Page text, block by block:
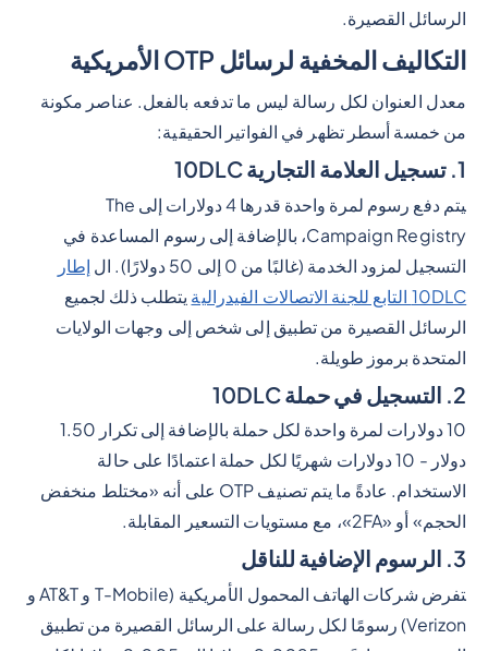
الرسائل القصيرة.
التكاليف المخفية لرسائل OTP الأمريكية
معدل العنوان لكل رسالة ليس ما تدفعه بالفعل. عناصر مكونة
من خمسة أسطر تظهر في الفواتير الحقيقية:
1. تسجيل العلامة التجارية 10DLC
يتم دفع رسوم لمرة واحدة قدرها 4 دولارات إلى The
Campaign Registry، بالإضافة إلى رسوم المساعدة في
التسجيل لمزود الخدمة (غالبًا من 0 إلى 50 دولارًا). ال
إطار
10DLC التابع للجنة الاتصالات الفيدرالية
يتطلب ذلك لجميع
الرسائل القصيرة من تطبيق إلى شخص إلى وجهات الولايات
المتحدة برموز طويلة.
2. التسجيل في حملة 10DLC
10 دولارات لمرة واحدة لكل حملة بالإضافة إلى تكرار 1.50
دولار - 10 دولارات شهريًا لكل حملة اعتمادًا على حالة
الاستخدام. عادةً ما يتم تصنيف OTP على أنه «مختلط منخفض
الحجم» أو «2FA»، مع مستويات التسعير المقابلة.
3. الرسوم الإضافية للناقل
تفرض شركات الهاتف المحمول الأمريكية (T-Mobile و AT&T و
Verizon) رسومًا لكل رسالة على الرسائل القصيرة من تطبيق